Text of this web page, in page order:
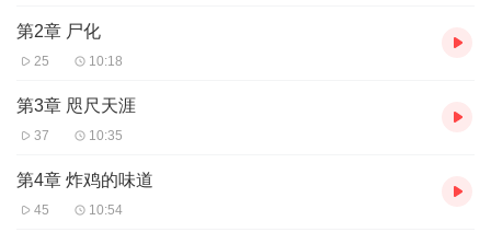
第2章 尸化
25 10:18
第3章 咫尺天涯
37 10:35
第4章 炸鸡的味道
45 10:54